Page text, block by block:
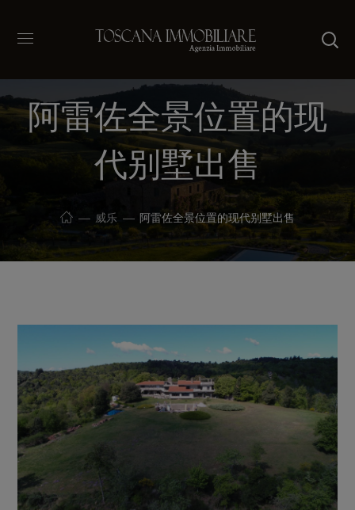
阿雷佐全景位置的现
代别墅出售
威乐 阿雷佐全景位置的现代别墅出售